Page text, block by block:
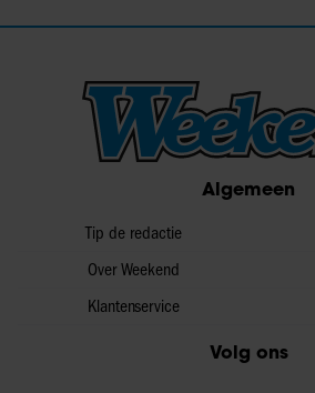
Algemeen
Tip de redactie
Over Weekend
Klantenservice
Volg ons